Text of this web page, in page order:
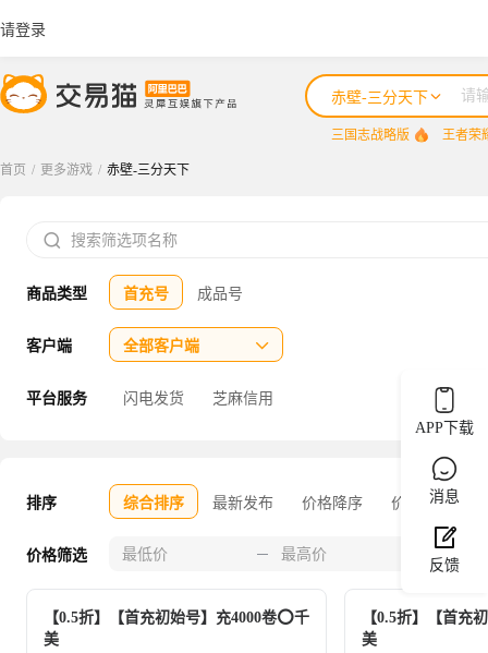
APP下载
消息
反馈
请登录
赤壁-三分天下
三国志战略版 王者荣
首页 / 更多游戏 / 赤壁-三分天下

商品类型 首充号 成品号
客户端 全部客户端 
平台服务 闪电发货 芝麻信用
排序 综合排序 最新发布 价格降序 价格升序
价格筛选 0-30
【0.5折】【首充初始号】充4000卷⭕千
美
【0.5折】【首充
美